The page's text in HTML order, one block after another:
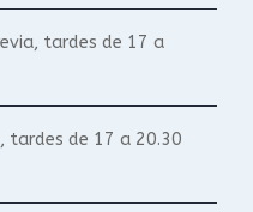
tardes de 17 a
tardes de 17 a 20.30